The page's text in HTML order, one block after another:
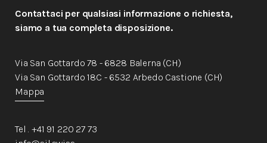
Contattaci per qualsiasi informazione o richiesta,
siamo a tua completa disposizione.
Via San Gottardo 78 - 6828 Balerna (CH)
Via San Gottardo 18C - 6532 Arbedo Castione (CH)
Mappa
Tel . +41 91 220 27 73